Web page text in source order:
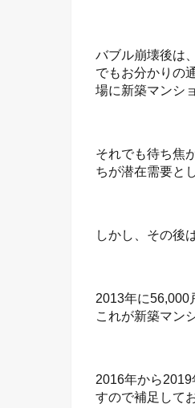
バブル崩壊後は
でもお分かりの
場に新築マンシ
それでも待ち焦
ちが潜在需要と
しかし、その後
2013年に56,000
これが新築マン
2016年から
すので補足して